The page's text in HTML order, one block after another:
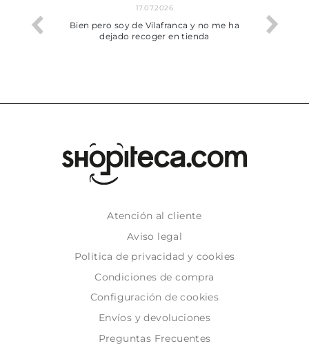
trobat
17.07.2026
Bien pero soy de Vilafranca y no me ha
dejado recoger en tienda
Atención al cliente
Aviso legal
Politica de privacidad y cookies
Condiciones de compra
Configuración de cookies
Envíos y devoluciones
Preguntas Frecuentes